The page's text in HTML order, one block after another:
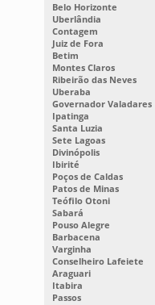
Belo Horizonte
Uberlândia
Contagem
Juiz de Fora
Betim
Montes Claros
Ribeirão das Neves
Uberaba
Governador Valadares
Ipatinga
Santa Luzia
Sete Lagoas
Divinópolis
Ibirité
Poços de Caldas
Patos de Minas
Teófilo Otoni
Sabará
Pouso Alegre
Barbacena
Varginha
Conselheiro Lafeiete
Araguari
Itabira
Passos